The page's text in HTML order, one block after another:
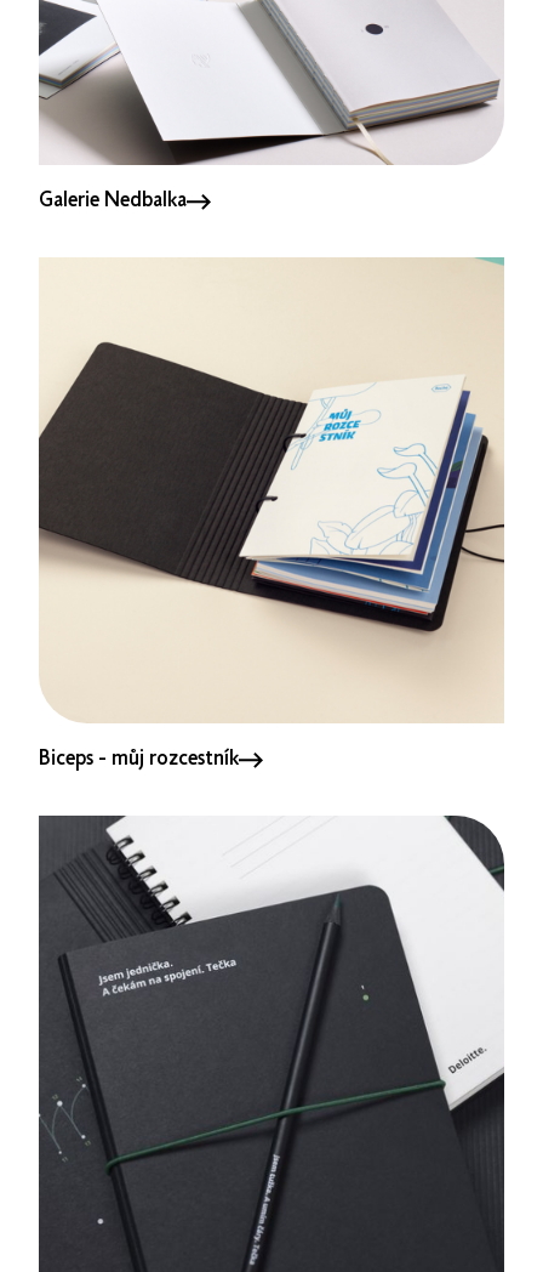
Galerie Nedbalka
Biceps - můj rozcestník